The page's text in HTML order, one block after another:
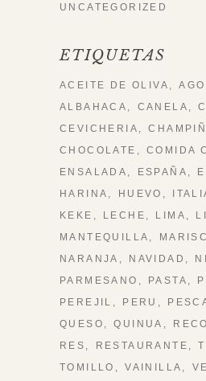
UNCATEGORIZED
ETIQUETAS
ACEITE DE OLIVA
ALBAHACA
CANELA
CEVICHERIA
CHOCOLATE
COMIDA
ENSALADA
ESPAÑA
HARINA
HUEVO
KEKE
LECHE LIMA
MANTEQUILLA
NARANJA
NAVIDAD
PARMESANO
PASTA
PEREJIL
PERU
QUESO
QUINUA
RES
RESTAURANTE
TOMILLO
VAINILLA